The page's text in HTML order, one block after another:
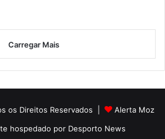
Carregar Mais
os Direitos Reservados |
Alerta Moz
hospedado por Desporto News